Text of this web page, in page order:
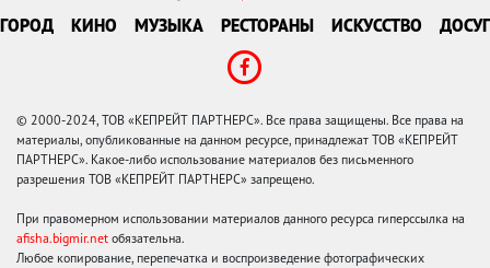
ГОРОД КИНО МУЗЫКА РЕСТОРАНЫ ИСКУССТВО ДОСУГ
© 2000-2024, ТОВ «КЕПРЕЙТ ПАРТНЕРС». Все права защищены. Все права на
материалы, опубликованные на данном ресурсе, принадлежат ТОВ «КЕПРЕЙТ
ПАРТНЕРС». Какое-либо использование материалов без письменного
разрешения ТОВ «КЕПРЕЙТ ПАРТНЕРС» запрещено.
При правомерном использовании материалов данного ресурса гиперссылка на
afisha.bigmir.net обязательна.
Любое копирование, перепечатка и воспроизведение фотографических